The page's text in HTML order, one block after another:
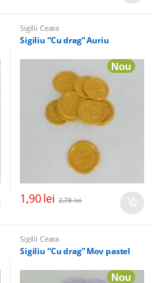
Sigilii Ceara
Sigiliu “Cu drag” Auriu
Nou
1,90lei 2,78lei
Sigilii Ceara
Sigiliu “Cu drag” Mov pastel
Nou